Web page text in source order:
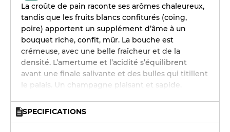
La croûte de pain raconte ses arômes chaleureux,
tandis que les fruits blancs confiturés (coing,
poire) apportent un supplément d’âme à un
bouquet riche, confit, mûr. La bouche est
crémeuse, avec une belle fraîcheur et de la
densité. L’amertume et l’acidité s’équilibrent
avant une finale salivante et des bulles qui titillent
le palais. Un champagne plaisant et sapide.
SPECIFICATIONS